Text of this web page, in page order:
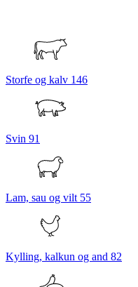
Storfe og kalv 146
Svin 91
Lam, sau og vilt 55
Kylling, kalkun og and 82